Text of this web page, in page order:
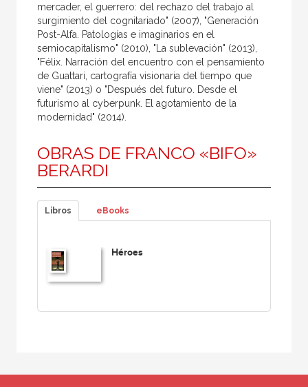
Prologuista
Traductor
Traductora
mercader, el guerrero: del rechazo del trabajo al
surgimiento del cognitariado" (2007), "Generación
Post-Alfa. Patologías e imaginarios en el
semiocapitalismo" (2010), "La sublevación" (2013),
"Félix. Narración del encuentro con el pensamiento
de Guattari, cartografía visionaria del tiempo que
viene" (2013) o "Después del futuro. Desde el
futurismo al cyberpunk. El agotamiento de la
modernidad" (2014).
OBRAS DE FRANCO «BIFO»
BERARDI
Libros eBooks
Héroes